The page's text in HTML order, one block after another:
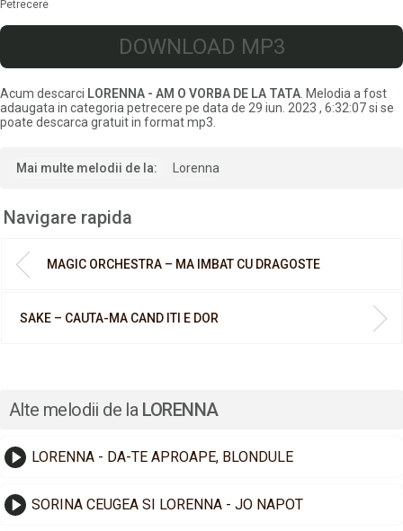
Petrecere
DOWNLOAD MP3
Acum descarci LORENNA - AM O VORBA DE LA TATA . Melodia a fost
adaugata in categoria petrecere pe data de 29 iun. 2023 , 6:32:07 si se
poate descarca gratuit in format mp3.
Mai multe melodii de la: Lorenna
Navigare rapida
MAGIC ORCHESTRA – MA IMBAT CU DRAGOSTE
SAKE – CAUTA-MA CAND ITI E DOR
Alte melodii de la LORENNA
LORENNA - DA-TE APROAPE, BLONDULE
SORINA CEUGEA SI LORENNA - JO NAPOT